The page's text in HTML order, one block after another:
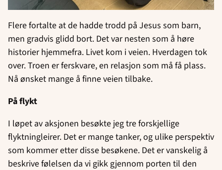
Flere fortalte at de hadde trodd på Jesus som barn,
men gradvis glidd bort. Det var nesten som å høre
historier hjemmefra. Livet kom i veien. Hverdagen tok
over. Troen er ferskvare, en relasjon som må få plass.
Nå ønsket mange å finne veien tilbake.
På flykt
I løpet av aksjonen besøkte jeg tre forskjellige
flyktningleirer. Det er mange tanker, og ulike perspektiv
som kommer etter disse besøkene. Det er vanskelig å
beskrive følelsen da vi gikk gjennom porten til den